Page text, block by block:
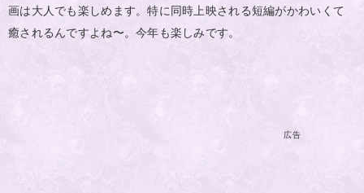
画は大人でも楽しめます。特に同時上映される短編がかわいくて
癒されるんですよね〜。今年も楽しみです。
広告